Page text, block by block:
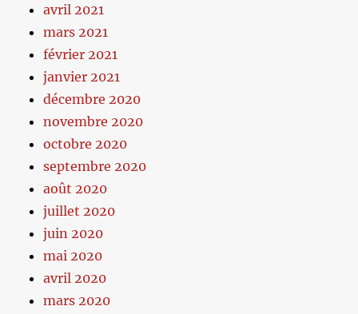
avril 2021
mars 2021
février 2021
janvier 2021
décembre 2020
novembre 2020
octobre 2020
septembre 2020
août 2020
juillet 2020
juin 2020
mai 2020
avril 2020
mars 2020